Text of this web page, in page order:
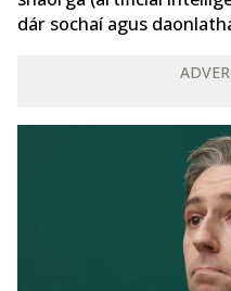
dár sochaí agus